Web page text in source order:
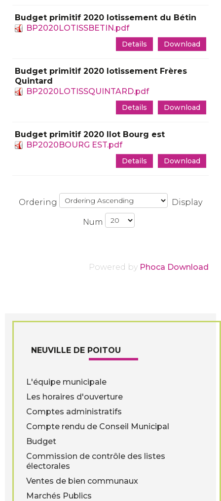
Budget primitif 2020 lotissement du Bétin
BP2020LOTISSBETIN.pdf
Download
Details
Budget primitif 2020 lotissement Frères
Quintard
BP2020LOTISSQUINTARD.pdf
Download
Details
Budget primitif 2020 Ilot Bourg est
BP2020BOURG EST.pdf
Download
Details
Ordering Display
Num
Powered by Phoca Download
NEUVILLE DE POITOU
L'équipe municipale
Les horaires d'ouverture
Comptes administratifs
Compte rendu de Conseil Municipal
Budget
Commission de contrôle des listes
électorales
Ventes de bien communaux
Marchés Publics